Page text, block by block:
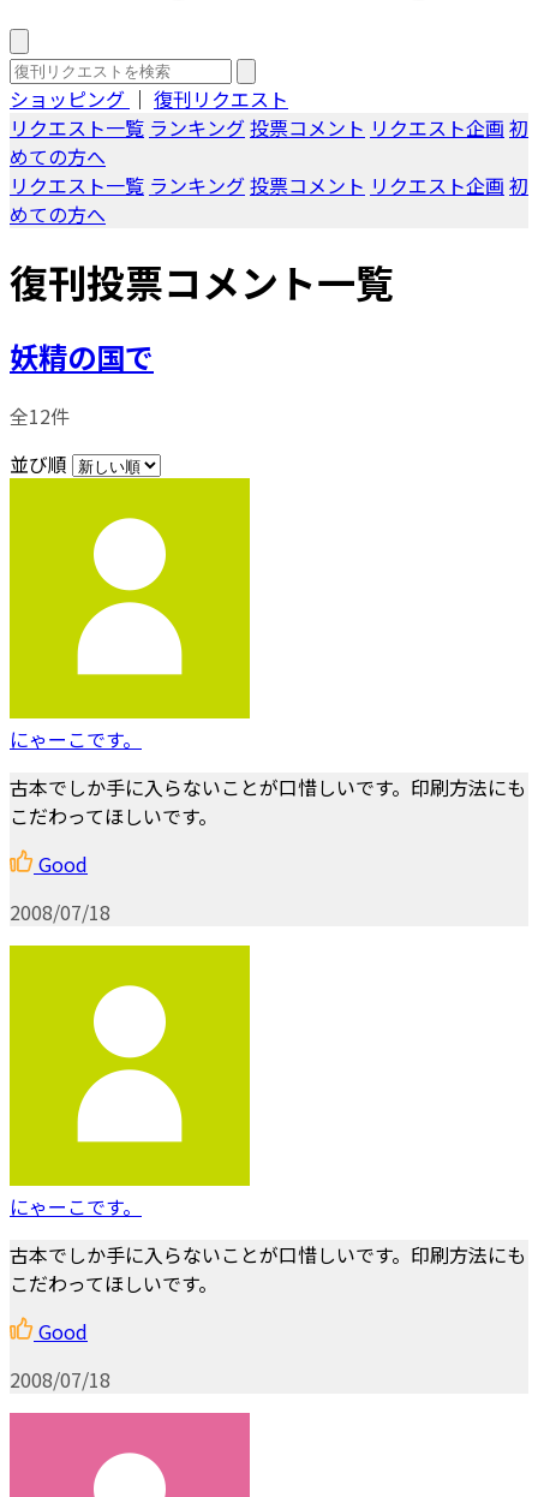
ショッピング ｜ 復刊リクエスト
リクエスト一覧 ランキング投票コメント リクエスト企画 初
めての方へ
リクエスト一覧 ランキング投票コメント リクエスト企画 初
めての方へ
復刊投票コメント一覧
妖精の国で
全12件
並び順
にゃーこです。
古本でしか手に入らないことが口惜しいです。印刷方法にも
こだわってほしいです。
Good
2008/07/18
にゃーこです。
古本でしか手に入らないことが口惜しいです。印刷方法にも
こだわってほしいです。
Good
2008/07/18